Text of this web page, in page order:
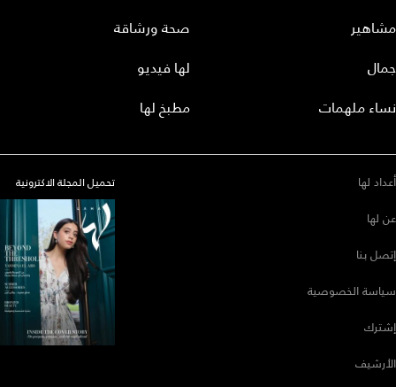
مشاهير
جمال
نساء ملهمات
صحة ورشاقة
لها فيديو
مطبخ لها
أعداد لها
عن لها
إتصل بنا
سياسة الخصوصية
إشترك
الأرشيف
تحميل المجلة الاكترونية